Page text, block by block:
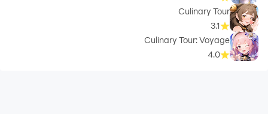
Culinary Tour
3.1
Culinary Tour: Voyage
4.0